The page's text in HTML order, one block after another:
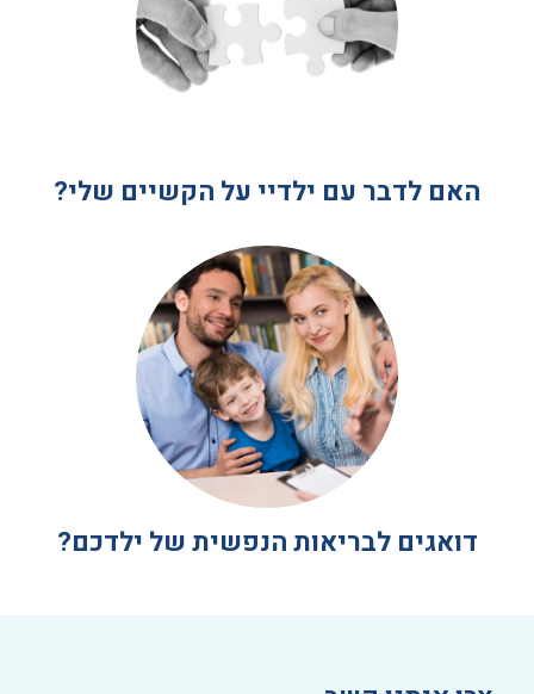
האם לדבר עם ילדיי על הקשיים שלי?
דואגים לבריאות הנפשית של ילדכם?